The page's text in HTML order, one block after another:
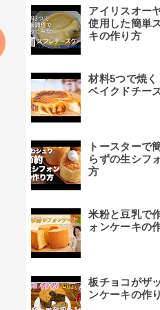
アイリスオー
使用した簡単
キの作り方
材料5つで焼
ベイクドチー
トースターで
らずの生シフ
方
米粉と豆乳で
ォンケーキの
板チョコがザ
ンケーキの作